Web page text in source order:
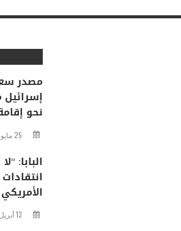
نحو
25 مايو، 2026
البابا:
الأمريكي
13 أبريل، 2026